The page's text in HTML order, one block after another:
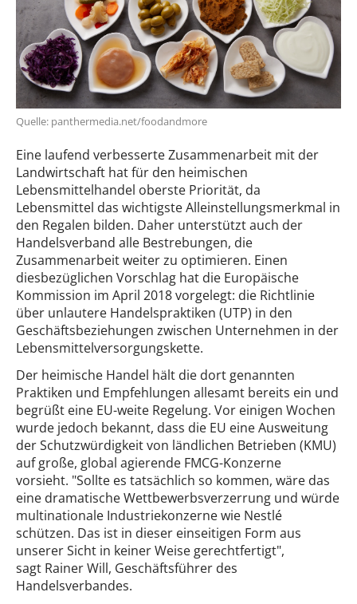
Quelle: panthermedia.net/foodandmore
Eine laufend verbesserte Zusammenarbeit mit der
Landwirtschaft hat für den heimischen
Lebensmittelhandel oberste Priorität, da
Lebensmittel das wichtigste Alleinstellungsmerkmal in
den Regalen bilden. Daher unterstützt auch der
Handelsverband alle Bestrebungen, die
Zusammenarbeit weiter zu optimieren. Einen
diesbezüglichen Vorschlag hat die Europäische
Kommission im April 2018 vorgelegt: die Richtlinie
über unlautere Handelspraktiken (UTP) in den
Geschäftsbeziehungen zwischen Unternehmen in der
Lebensmittelversorgungskette.
Der heimische Handel hält die dort genannten
Praktiken und Empfehlungen allesamt bereits ein und
begrüßt eine EU-weite Regelung. Vor einigen Wochen
wurde jedoch bekannt, dass die EU eine Ausweitung
der Schutzwürdigkeit von ländlichen Betrieben (KMU)
auf große, global agierende FMCG-Konzerne
vorsieht. "Sollte es tatsächlich so kommen, wäre das
eine dramatische Wettbewerbsverzerrung und würde
multinationale Industriekonzerne wie Nestlé
schützen. Das ist in dieser einseitigen Form aus
unserer Sicht in keiner Weise gerechtfertigt",
sagt Rainer Will, Geschäftsführer des
Handelsverbandes.